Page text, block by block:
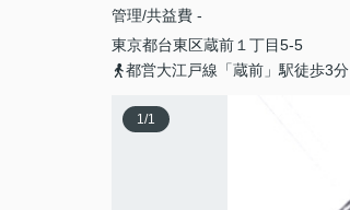
管理/共益費 -
東京都台東区蔵前 １丁目5-5
都営大江戸線「蔵前」駅徒歩3分
1/1